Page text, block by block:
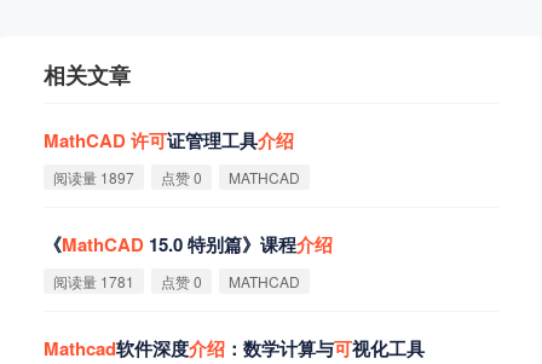
相关文章
MathCAD许可证管理工具介绍
阅读量 1897 点赞 0 MATHCAD
《MathCAD 15.0 特别篇》课程介绍
阅读量 1781 点赞 0 MATHCAD
Mathcad软件深度介绍 ：数学计算与可视化工具